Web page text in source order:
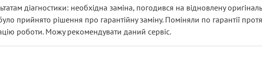
діагностики: необхідна заміна, погодився на відновлену
прийнято рішення про гарантійну заміну. Поміняли по гарантії
роботи. Можу рекомендувати даний сервіс.